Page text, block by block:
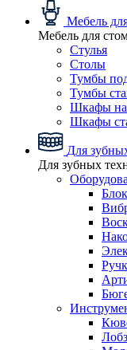
Мебель
Мебель для
Стулья
Столы
Тумбы
Тумбы
Шкафы
Шкафы
Для
Для зубных